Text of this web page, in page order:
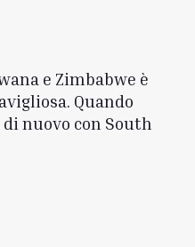
e Zimbabwe è
Quando
nuovo con South